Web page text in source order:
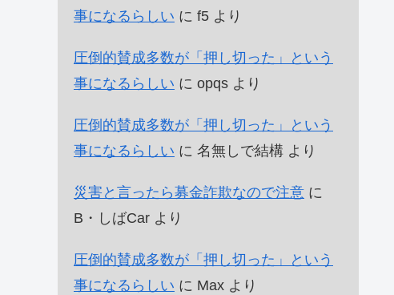
事になるらしい に f5 より
圧倒的賛成多数が「押し切った」という
事になるらしい に opqs より
圧倒的賛成多数が「押し切った」という
事になるらしい に 名無しで結構 より
災害と言ったら募金詐欺なので注意 に
B・しばCar より
圧倒的賛成多数が「押し切った」という
事になるらしい に Max より